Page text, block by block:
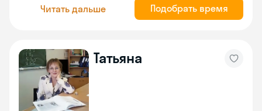
Читать дальше Подобрать время
Татьяна